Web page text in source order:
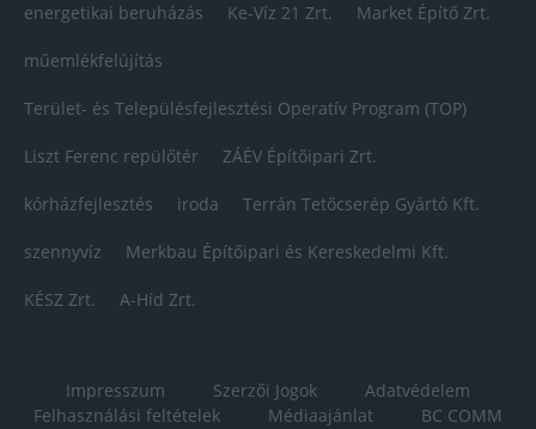
energetikai beruházás Ke-Víz 21 Zrt. Market Építő Zrt.
műemlékfelújítás
Terület- és Településfejlesztési Operatív Program (TOP)
Liszt Ferenc repülőtér ZÁÉV Építőipari Zrt.
kórházfejlesztés iroda Terrán Tetőcserép Gyártó Kft.
szennyvíz Merkbau Építőipari és Kereskedelmi Kft.
KÉSZ Zrt. A-Híd Zrt.
Impresszum Szerzői Jogok
Adatvédelem
Felhasználási feltételek
Médiaajánlat BC COMM